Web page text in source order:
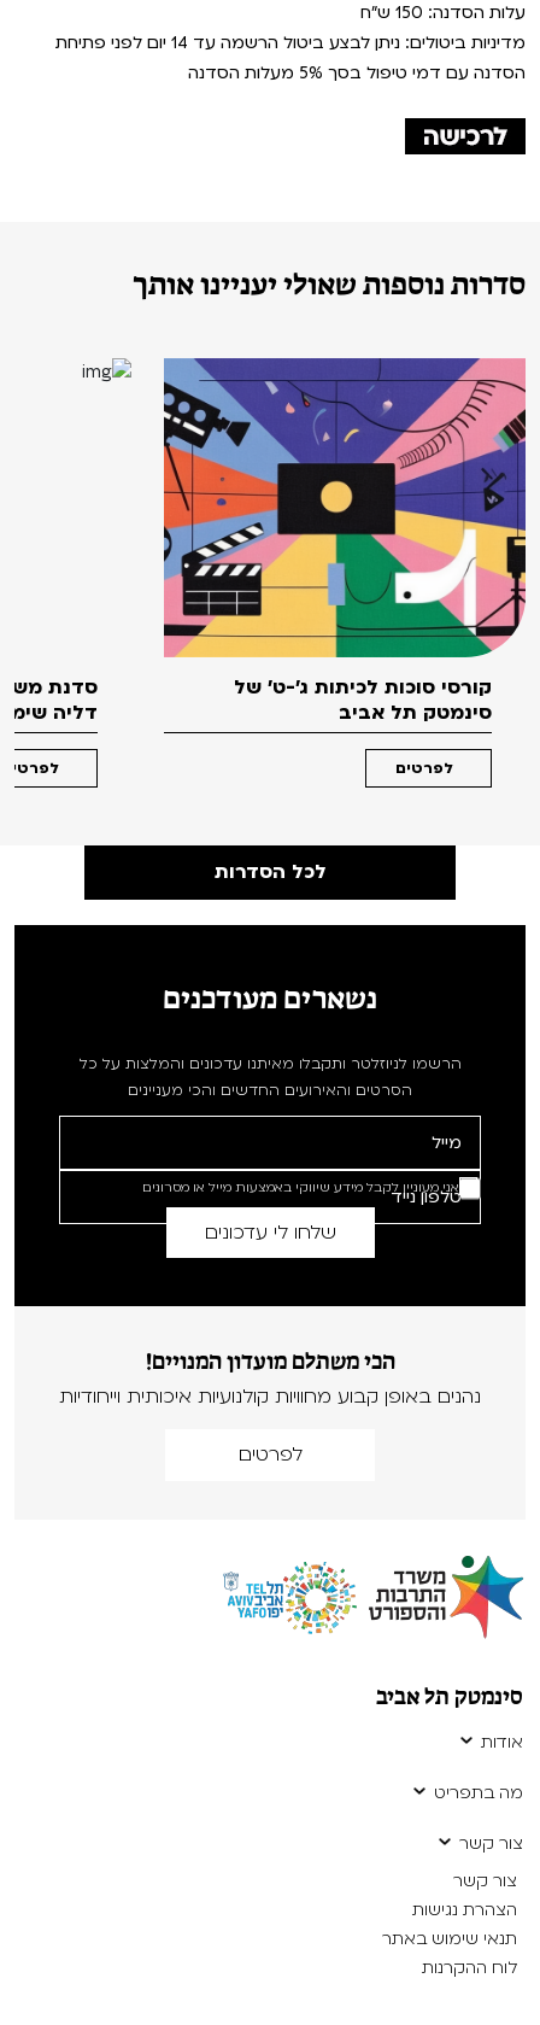
עלות הסדנה: 150 ש"ח
מדיניות ביטולים: ניתן לבצע ביטול הרשמה עד 14 יום לפני פתיחת
הסדנה עם דמי טיפול בסך 5% מעלות הסדנה
סדרות נוספות שאולי יעניינו אותך
לכל הסדרות
קורסי סוכות לכיתות ג'-ט' של
סינמטק תל אביב
לפרטים
סדנת
דליה
לפרטים
נשארים מעודכנים
הרשמו לניוזלטר ותקבלו מאיתנו עדכונים והמלצות על כל
הסרטים והאירועים החדשים והכי מעניינים
אני מעוניין לקבל מידע שיווקי באמצעות מייל או מסרונים
הכי משתלם מועדון המנויים!
נהנים באופן קבוע מחוויות קולנועיות איכותית וייחודיות
לפרטים
סינמטק תל אביב
אודות
מה בתפריט
צור קשר
צור קשר
הצהרת נגישות
תנאי שימוש באתר
לוח ההקרנות